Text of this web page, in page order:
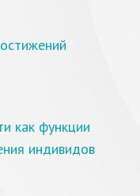
как функции
индивидов